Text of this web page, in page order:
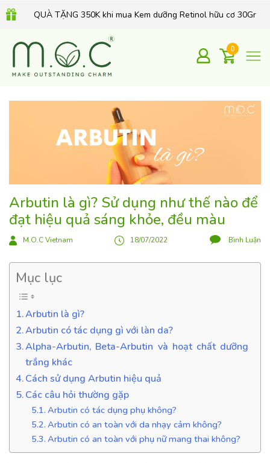
QUÀ TẶNG 350K khi mua Kem dưỡng Retinol hữu cơ 30Gr
0
Arbutin là gì? Sử dụng như thế nào để
đạt hiệu quả sáng khỏe, đều màu
M.O.C Vietnam 18/07/2022 Bình Luận
Mục lục
Arbutin là gì?
Arbutin có tác dụng gì với làn da?
Alpha-Arbutin, Beta-Arbutin và hoạt chất dưỡng
trắng khác
Cách sử dụng Arbutin hiệu quả
Các câu hỏi thường gặp
Arbutin có tác dụng phụ không?
Arbutin có an toàn với da nhạy cảm không?
Arbutin có an toàn với phụ nữ mang thai không?